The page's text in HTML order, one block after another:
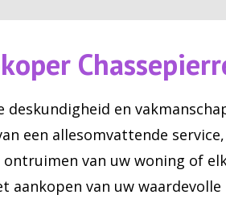
deskundigheid en
een allesomvattende service,
van uw woning of
aankopen van uw waardevolle